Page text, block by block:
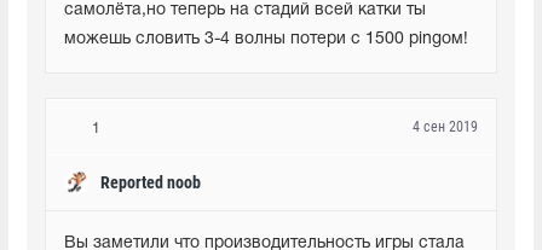
самолёта,но теперь на стадий всей катки ты
можешь словить 3-4 волны потери с 1500 pingом!
1
Reported noob
4 сен 2019
Вы заметили что производительность игры стала